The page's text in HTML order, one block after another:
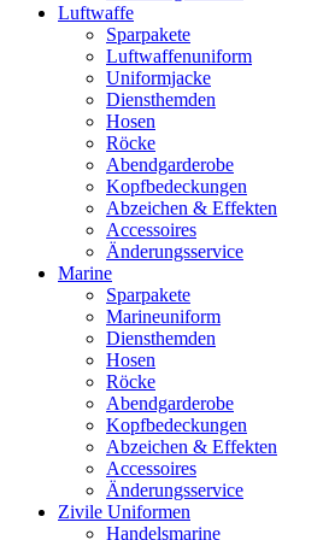
Luftwaffe
Sparpakete
Luftwaffenuniform
Uniformjacke
Diensthemden
Hosen
Röcke
Abendgarderobe
Kopfbedeckungen
Abzeichen & Effekten
Accessoires
Änderungsservice
Marine
Sparpakete
Marineuniform
Diensthemden
Hosen
Röcke
Abendgarderobe
Kopfbedeckungen
Abzeichen & Effekten
Accessoires
Änderungsservice
Zivile Uniformen
Handelsmarine